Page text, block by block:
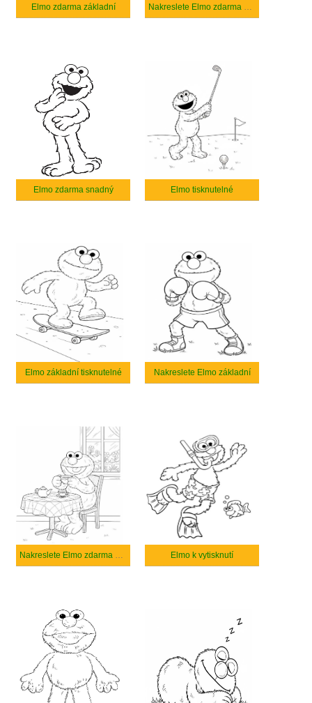
Elmo zdarma základní
Elmo zdarma snadný Elmo tisknutelné
Elmo základní tisknutelné Nakreslete Elmo základní
Elmo k vytisknutí